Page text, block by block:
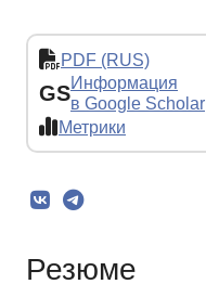
PDF (RUS)
GSИнформация
в Google Scholar
Метрики
Резюме